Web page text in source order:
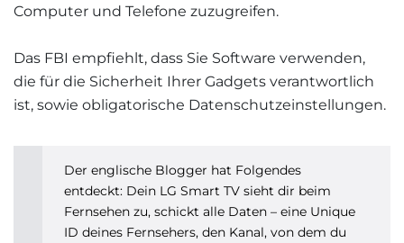
Computer und Telefone zuzugreifen.
Das FBI empfiehlt, dass Sie Software verwenden,
die für die Sicherheit Ihrer Gadgets verantwortlich
ist, sowie obligatorische Datenschutzeinstellungen.
Der englische Blogger hat Folgendes
entdeckt: Dein LG Smart TV sieht dir beim
Fernsehen zu, schickt alle Daten – eine Unique
ID deines Fernsehers, den Kanal, von dem du